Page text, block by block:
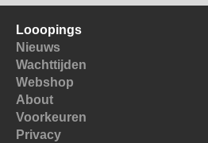
Looopings
Nieuws
Wachttijden
Webshop
About
Voorkeuren
Privacy